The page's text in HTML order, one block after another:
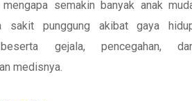
semakin banyak anak
sakit punggung akibat gaya
gejala, pencegahan,
medisnya.